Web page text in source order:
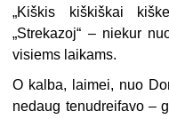
„Kiškis kiškiškai
„Strekazoj“ – niekur
visiems laikams.
O kalba, laimei, nuo
nedaug tenudreifavo –